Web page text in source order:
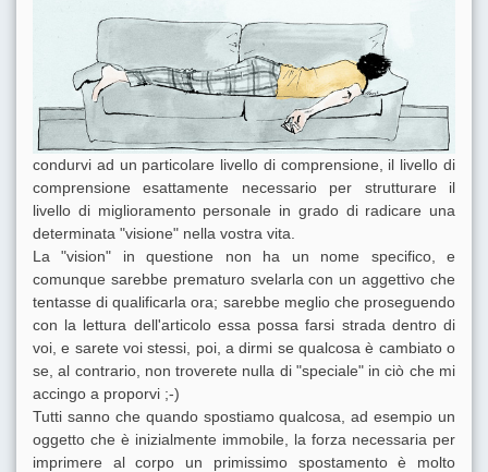
condurvi ad un particolare livello di comprensione, il livello di
comprensione esattamente necessario per strutturare il
livello di miglioramento personale in grado di radicare una
determinata "visione" nella vostra vita.
La "vision" in questione non ha un nome specifico, e
comunque sarebbe prematuro svelarla con un aggettivo che
tentasse di qualificarla ora; sarebbe meglio che proseguendo
con la lettura dell'articolo essa possa farsi strada dentro di
voi, e sarete voi stessi, poi, a dirmi se qualcosa è cambiato o
se, al contrario, non troverete nulla di "speciale" in ciò che mi
accingo a proporvi ;-)
Tutti sanno che quando spostiamo qualcosa, ad esempio un
oggetto che è inizialmente immobile, la forza necessaria per
imprimere al corpo un primissimo spostamento è molto